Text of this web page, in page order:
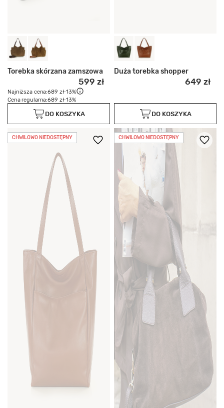
Torebka skórzana zamszowa
599 zł
Najniższa cena:689 zł-13%
Cena regularna:689 zł-13%
DO KOSZYKA
Duża torebka shopper
649 zł
DO KOSZYKA
CHWILOWO NIEDOSTĘPNY CHWILOWO NIEDOSTĘPNY